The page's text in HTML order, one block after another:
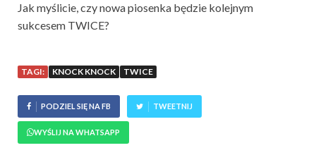
Jak myślicie, czy nowa piosenka będzie kolejnym
sukcesem TWICE?
TAGI: KNOCK KNOCK TWICE
PODZIEL SIĘ NA FB TWEETNIJ
WYŚLIJ NA WHATSAPP